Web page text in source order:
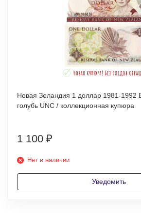
Новая Зеландия 1 доллар 1981-1992
голубь UNC / коллекционная купюра
1 100 ₽
Нет в наличии
Уведомить